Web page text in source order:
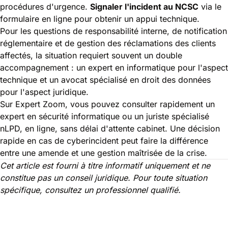
procédures d'urgence. Signaler l'incident au NCSC via le
formulaire en ligne pour obtenir un appui technique.
Pour les questions de responsabilité interne, de notification
réglementaire et de gestion des réclamations des clients
affectés, la situation requiert souvent un double
accompagnement : un expert en informatique pour l'aspect
technique et un avocat spécialisé en droit des données
pour l'aspect juridique.
Sur Expert Zoom, vous pouvez consulter rapidement un
expert en sécurité informatique ou un juriste spécialisé
nLPD, en ligne, sans délai d'attente cabinet. Une décision
rapide en cas de cyberincident peut faire la différence
entre une amende et une gestion maîtrisée de la crise.
Cet article est fourni à titre informatif uniquement et ne
constitue pas un conseil juridique. Pour toute situation
spécifique, consultez un professionnel qualifié.